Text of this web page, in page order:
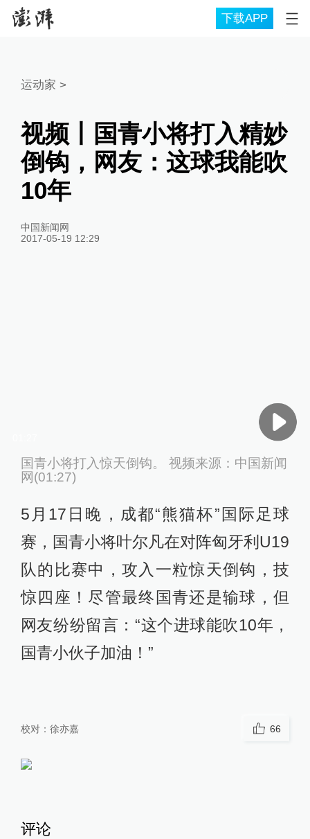
下载APP
运动家 >
视频丨国青小将打入精妙
倒钩，网友：这球我能吹
10年
中国新闻网
2017-05-19 12:29
国青小将打入惊天倒钩。 视频来源：中国新闻
网(01:27)
5月17日晚，成都“熊猫杯”国际足球
赛，国青小将叶尔凡在对阵匈牙利U19
队的比赛中，攻入一粒惊天倒钩，技
惊四座！尽管最终国青还是输球，但
网友纷纷留言：“这个进球能吹10年，
国青小伙子加油！”
校对： 徐亦嘉 66
评论